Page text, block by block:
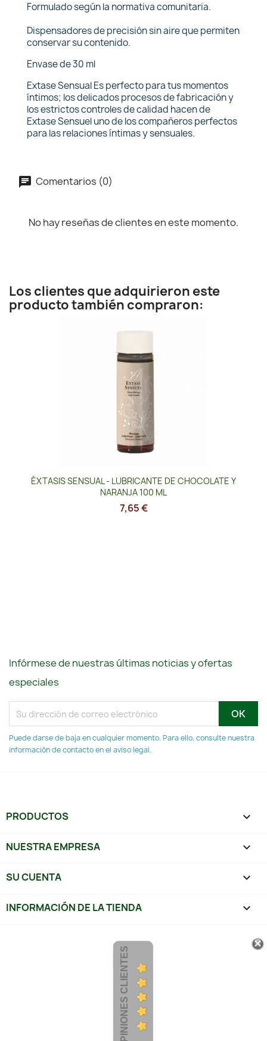
Formulado según la normativa comunitaria.
Dispensadores de precisión sin aire que permiten
conservar su contenido.
Envase de 30 ml
Extase Sensual Es perfecto para tus momentos
íntimos; los delicados procesos de fabricación y
los estrictos controles de calidad hacen de
Extase Sensuel uno de los compañeros perfectos
para las relaciones íntimas y sensuales.
Comentarios (0)
No hay reseñas de clientes en este momento.
Los clientes que adquirieron este
producto también compraron:
ÉXTASIS SENSUAL - LUBRICANTE DE CHOCOLATE Y
NARANJA 100 ML
7,65 €
Infórmese de nuestras últimas noticias y ofertas
especiales
Puede darse de baja en cualquier momento. Para ello, consulte nuestra
información de contacto en el aviso legal.
PRODUCTOS 
NUESTRA EMPRESA 
SU CUENTA 
INFORMACIÓN DE LA TIENDA keyboard_arrow_down
OPINIONES CLIENTES